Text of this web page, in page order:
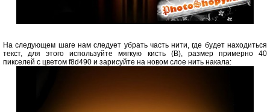
На следующем шаге нам следует убрать часть нити, где будет находиться
текст, для этого используйте мягкую кисть (B), размер примерно 40
пикселей с цветом f8d490 и зарисуйте на новом слое нить накала: